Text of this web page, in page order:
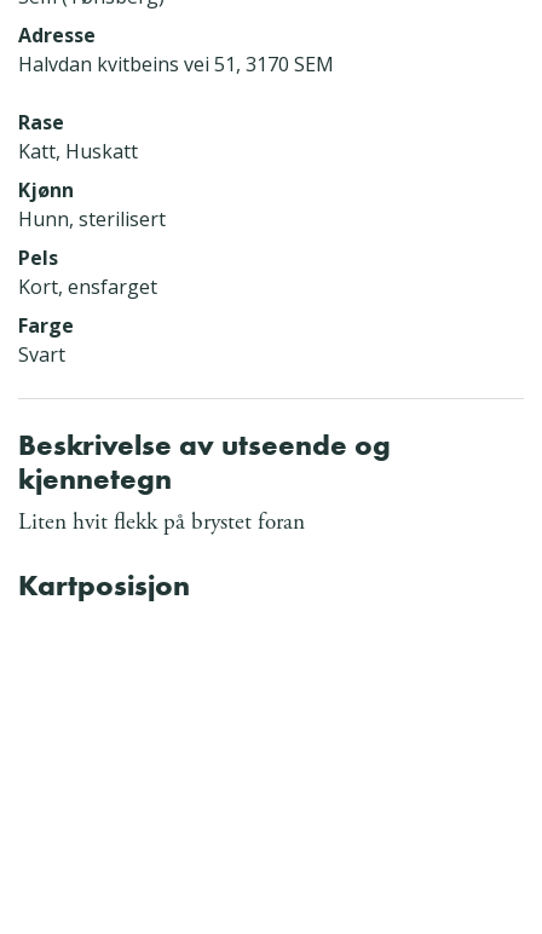
Adresse
Halvdan kvitbeins vei 51, 3170 SEM
Rase
Katt, Huskatt
Kjønn
Hunn, sterilisert
Pels
Kort, ensfarget
Farge
Svart
Beskrivelse av utseende og
kjennetegn
Liten hvit flekk på brystet foran
Kartposisjon